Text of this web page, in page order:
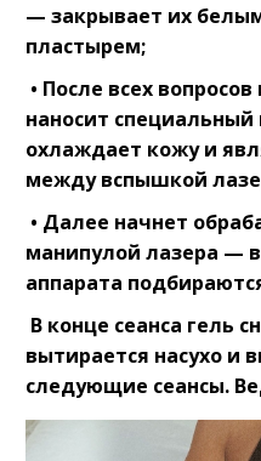
— закрывает их
пластырем;
• После всех
наносит
охлаждает кожу и
между вспышкой
• Далее начнет
манипулой лазера —
аппарата
В конце сеанса гель
вытирается насухо и
следующие сеансы.